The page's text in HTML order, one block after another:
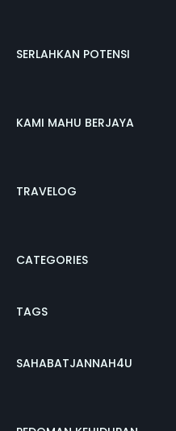
SERLAHKAN POTENSI
KAMI MAHU BERJAYA
TRAVELOG
CATEGORIES
TAGS
SAHABATJANNAH4U